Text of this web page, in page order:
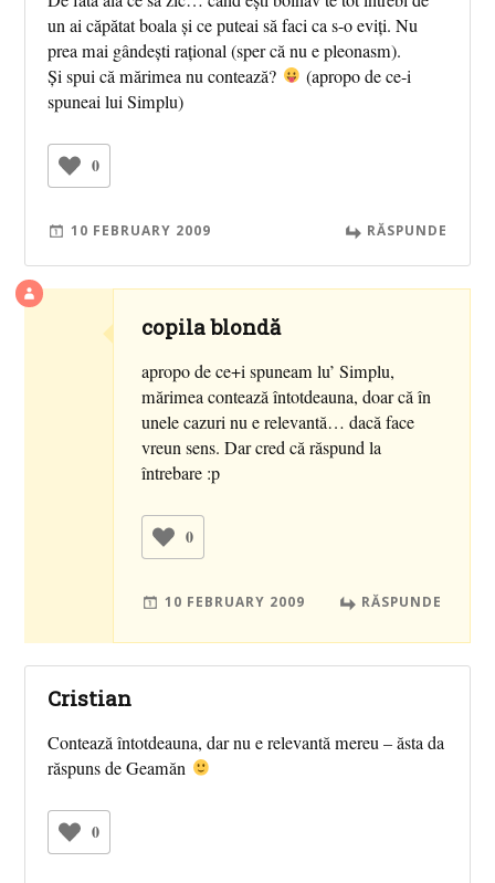
un ai căpătat boala și ce puteai să faci ca s-o eviți. Nu
prea mai gândești rațional (sper că nu e pleonasm).
Și spui că mărimea nu contează?
(apropo de ce-i
spuneai lui Simplu)
0
10 FEBRUARY 2009 RĂSPUNDE
copila blondă
apropo de ce+i spuneam lu’ Simplu,
mărimea contează întotdeauna, doar că în
unele cazuri nu e relevantă… dacă face
vreun sens. Dar cred că răspund la
întrebare :p
0
10 FEBRUARY 2009 RĂSPUNDE
Cristian
Contează întotdeauna, dar nu e relevantă mereu – ăsta da
răspuns de Geamăn
0